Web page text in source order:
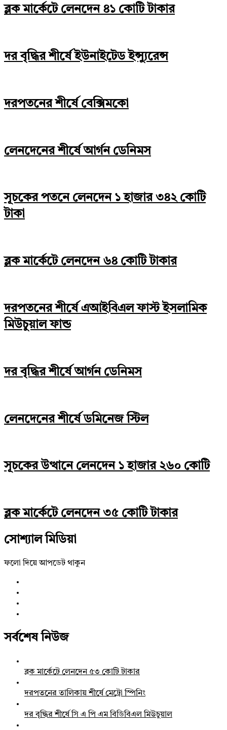
ব্লক মার্কেটে লেনদেন ৪১ কোটি টাকার
দর বৃদ্ধির শীর্ষে ইউনাইটেড ইন্স্যুরেন্স
দরপতনের শীর্ষে বেক্সিমকো
লেনদেনের শীর্ষে আর্গন ডেনিমস
সূচকের পতনে লেনদেন ১ হাজার ৩৪২ কোটি
টাকা
ব্লক মার্কেটে লেনদেন ৬৪ কোটি টাকার
দরপতনের শীর্ষে এআইবিএল ফাস্ট ইসলামিক
মিউচুয়াল ফান্ড
দর বৃদ্ধির শীর্ষে আর্গন ডেনিমস
লেনদেনের শীর্ষে ডমিনেজ স্টিল
সূচকের উত্থানে লেনদেন ১ হাজার ২৬০ কোটি
ব্লক মার্কেটে লেনদেন ৩৫ কোটি টাকার
সোশ্যাল মিডিয়া
ফলো দিয়ে আপডেট থাকুন
সর্বশেষ নিউজ
ব্লক মার্কেটে লেনদেন ৫৩ কোটি টাকার
দরপতনের তালিকায় শীর্ষে মেট্রো স্পিনিং
দর বৃদ্ধির শীর্ষে সি এ পি এম বিডিবিএল মিউচুয়াল